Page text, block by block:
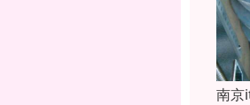
南京